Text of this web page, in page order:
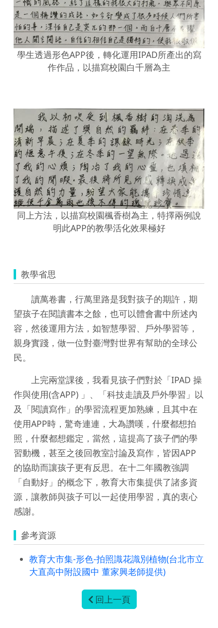
學生透過形色APP後，轉化運用IPAD所產出的寫
作作品，以描寫校園白千層為主
同上方法，以描寫校園楓香樹為主，特擇兩例說
明此APP的教學活化效果極好
教學省思
讀萬卷書，行萬里路是我對孩子的期許，期
望孩子在閱讀書本之餘，也可以體會書中所述內
容，然後運用方法，如智慧學習、戶外學習等，
親身實踐，做一位對臺灣對世界有幫助的全球公
民。
上完兩堂課後，我看見孩子們對於「IPAD 操
作與使用(含APP) 」、「科技走讀及戶外學習」以
及「閱讀寫作」的學習流程更加熟練，且其中在
使用APP時，驚奇連連，大為讚嘆，什麼都想拍
照，什麼都想鑑定，當然，這提高了孩子們的學
習動機，甚至之後回教室討論及寫作，皆因APP
的協助而讓孩子更有反思。在十二年國教強調
「自動好」的概念下，教育大市集提供了諸多資
源，讓教師與孩子可以一起使用學習，真的衷心
感謝。
參考資源
教育大市集-形色-拍照識花識別植物(台北市立
大直高中附設國中 董家興老師提供)
回上一頁